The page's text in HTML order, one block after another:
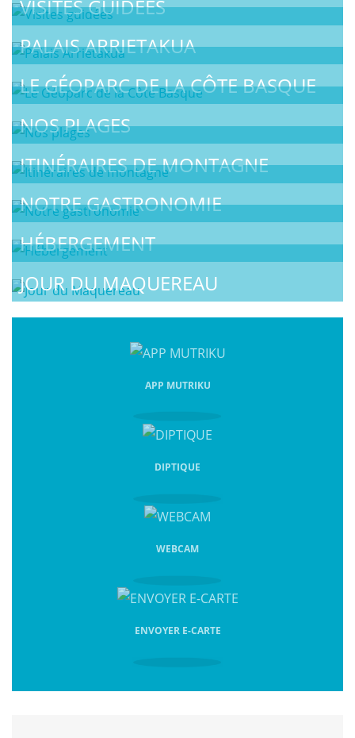
VISITES GUIDÉES
PALAIS ARRIETAKUA
LE GÉOPARC DE LA CÔTE BASQUE
NOS PLAGES
ITINÉRAIRES DE MONTAGNE
NOTRE GASTRONOMIE
HÉBERGEMENT
JOUR DU MAQUEREAU
APP MUTRIKU
DIPTIQUE
WEBCAM
ENVOYER E-CARTE